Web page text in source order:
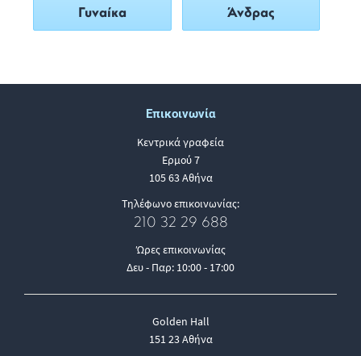
Γυναίκα Άνδρας
Επικοινωνία
Κεντρικά γραφεία
Ερμού 7
105 63 Αθήνα
Τηλέφωνο επικοινωνίας:
210 32 29 688
Ώρες επικοινωνίας
Δευ - Παρ: 10:00 - 17:00
Golden Hall
151 23 Αθήνα